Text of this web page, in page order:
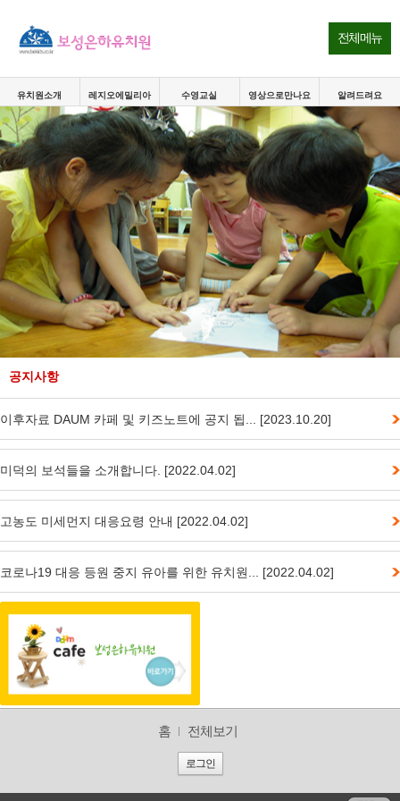
전체메뉴
유치원소개 레지오에밀리아 수영교실 영상으로만나요 알려드려요
공지사항
이후자료 DAUM 카페 및 키즈노트에 공지 됩... [2023.10.20]
미덕의 보석들을 소개합니다. [2022.04.02]
고농도 미세먼지 대응요령 안내 [2022.04.02]
코로나19 대응 등원 중지 유아를 위한 유치원... [2022.04.02]
홈 전체보기